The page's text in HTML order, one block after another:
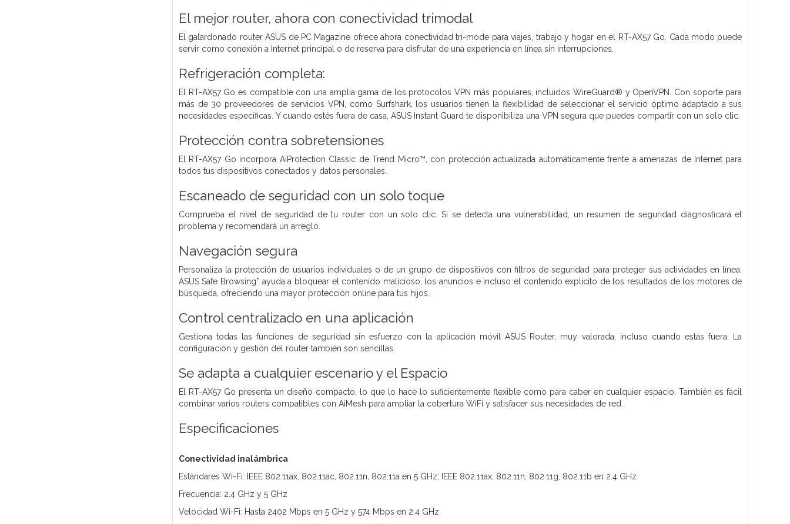
El mejor router, ahora con conectividad trimodal
El galardonado router ASUS de PC Magazine ofrece ahora conectividad tri-mode para viajes, trabajo y hogar en el RT-AX57 Go. Cada modo puede
servir como conexión a Internet principal o de reserva para disfrutar de una experiencia en línea sin interrupciones.
Refrigeración completa:
El RT-AX57 Go es compatible con una amplia gama de los protocolos VPN más populares, incluidos WireGuard® y OpenVPN. Con soporte para
más de 30 proveedores de servicios VPN, como Surfshark, los usuarios tienen la flexibilidad de seleccionar el servicio óptimo adaptado a sus
necesidades específicas. Y cuando estés fuera de casa, ASUS Instant Guard te disponibiliza una VPN segura que puedes compartir con un solo clic.
Protección contra sobretensiones
El RT-AX57 Go incorpora AiProtection Classic de Trend Micro™, con protección actualizada automáticamente frente a amenazas de Internet para
todos tus dispositivos conectados y datos personales.
Escaneado de seguridad con un solo toque
Comprueba el nivel de seguridad de tu router con un solo clic. Si se detecta una vulnerabilidad, un resumen de seguridad diagnosticará el
problema y recomendará un arreglo.
Navegación segura
Personaliza la protección de usuarios individuales o de un grupo de dispositivos con filtros de seguridad para proteger sus actividades en línea.
ASUS Safe Browsing* ayuda a bloquear el contenido malicioso, los anuncios e incluso el contenido explícito de los resultados de los motores de
búsqueda, ofreciendo una mayor protección online para tus hijos.
Control centralizado en una aplicación
Gestiona todas las funciones de seguridad sin esfuerzo con la aplicación móvil ASUS Router, muy valorada, incluso cuando estás fuera. La
configuración y gestión del router también son sencillas.
Se adapta a cualquier escenario y el Espacio
El RT-AX57 Go presenta un diseño compacto, lo que lo hace lo suficientemente flexible como para caber en cualquier espacio. También es fácil
combinar varios routers compatibles con AiMesh para ampliar la cobertura WiFi y satisfacer sus necesidades de red.
Especificaciones
Conectividad inalámbrica
Estándares Wi-Fi: IEEE 802.11ax, 802.11ac, 802.11n, 802.11a en 5 GHz; IEEE 802.11ax, 802.11n, 802.11g, 802.11b en 2.4 GHz
Frecuencia: 2.4 GHz y 5 GHz
Velocidad Wi-Fi: Hasta 2402 Mbps en 5 GHz y 574 Mbps en 2.4 GHz